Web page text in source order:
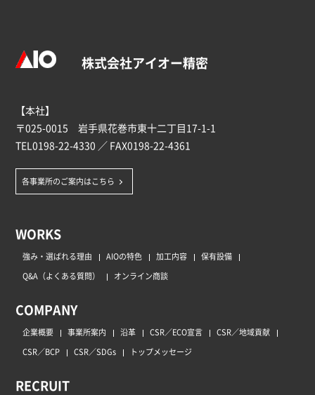
株式会社アイオー精密
【本社】
〒025-0015 岩手県花巻市東十二丁目17-1-1
TEL0198-22-4330 ／ FAX0198-22-4361
各事業所のご案内はこちら
WORKS
強み・選ばれる理由 AIOの特色 加工内容
保有設備
Q&A（よくある質問）
オンライン商談
COMPANY
企業概要 事業所案内 沿革 CSR／ECO宣言
CSR／地域貢献
CSR／BCP
CSR／SDGs トップメッセージ
RECRUIT